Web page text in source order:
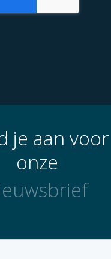
je aan voor
onze